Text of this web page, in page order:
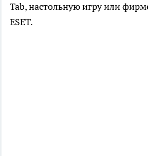
Tab, настольную игру или
ESET.